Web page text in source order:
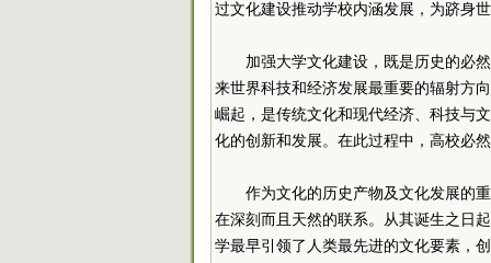
过文化建设推动学校内涵发展，为跻身
加强大学文化建设，既是历史的必
来世界科技和经济发展最重要的辐射方
崛起，是传统文化和现代经济、科技与
化的创新和发展。在此过程中，高校必
作为文化的历史产物及文化发展的
在深刻而且天然的联系。从其诞生之日
学最早引领了人类最先进的文化要素，